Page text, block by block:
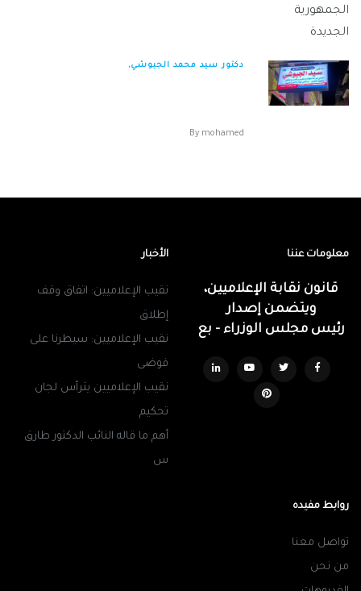
دكتور سيد محمد الجيوشي,
By mohamed
معلومات عننا
قانون نقابة الإعلاميين،
ويتضمن إصدار
رئيس مجلس الوزراء - بع
الأخبار
نقيب الإعلاميين: اتفاق وقف
إطلاق
نقيب الإعلاميين: سيطرنا على
فوضى
نقيب الإعلاميين يترأس لجان
تحكيم
أهم ما قاله النائب الدكتور طارق
س
روابط مفيده
تواصل معنا
من نحن